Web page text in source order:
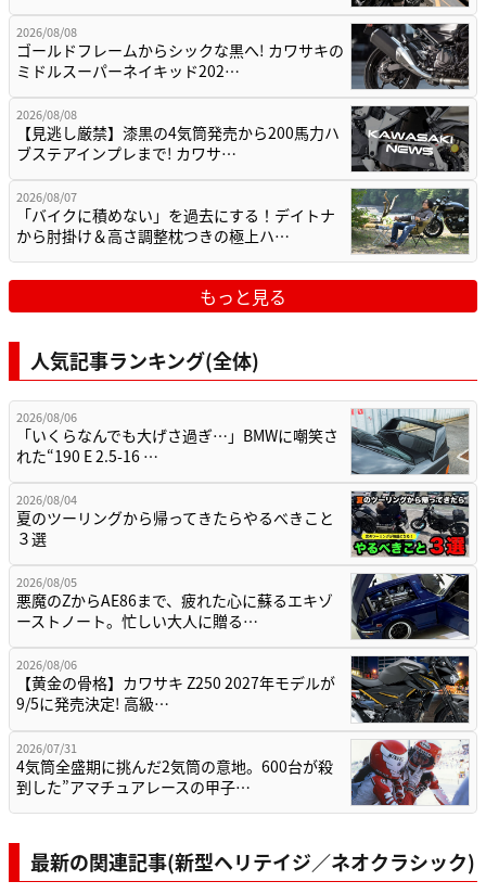
2026/08/08
ゴールドフレームからシックな黒へ! カワサキの
ミドルスーパーネイキッド202…
2026/08/08
【見逃し厳禁】漆黒の4気筒発売から200馬力ハ
ブステアインプレまで! カワサ…
2026/08/07
「バイクに積めない」を過去にする！デイトナ
から肘掛け＆高さ調整枕つきの極上ハ…
もっと見る
人気記事ランキング(全体)
2026/08/06
「いくらなんでも大げさ過ぎ…」BMWに嘲笑さ
れた“190 E 2.5-16 …
2026/08/04
夏のツーリングから帰ってきたらやるべきこと
３選
2026/08/05
悪魔のZからAE86まで、疲れた心に蘇るエキゾ
ーストノート。忙しい大人に贈る…
2026/08/06
【黄金の骨格】カワサキ Z250 2027年モデルが
9/5に発売決定! 高級…
2026/07/31
4気筒全盛期に挑んだ2気筒の意地。600台が殺
到した”アマチュアレースの甲子…
最新の関連記事(新型ヘリテイジ／ネオクラシック)